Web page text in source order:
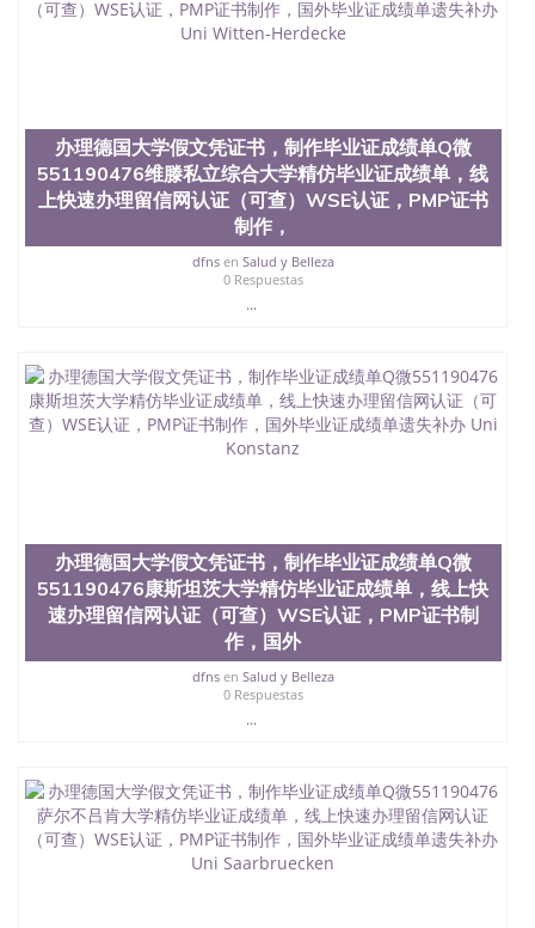
办理德国大学假文凭证书，制作毕业证成绩单Q微
551190476维滕私立综合大学精仿毕业证成绩单，线
上快速办理留信网认证（可查）WSE认证，PMP证书
制作，
dfnsen Salud y Belleza
0 Respuestas
...
办理德国大学假文凭证书，制作毕业证成绩单Q微
551190476康斯坦茨大学精仿毕业证成绩单，线上快
速办理留信网认证（可查）WSE认证，PMP证书制
作，国外
dfnsen Salud y Belleza
0 Respuestas
...